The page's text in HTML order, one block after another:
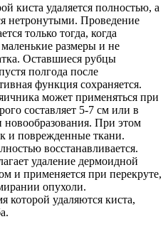
киста удаляется полностью, а
нетронутыми. Проведение
только тогда, когда
размеры и не
Оставшиеся рубцы
полгода после
функция сохраняется.
может применяться при
составляет 5-7 см или в
новообразования. При этом
и поврежденные ткани.
восстанавливается.
удаление дермоидной
и применяется при перекруте,
опухоли.
которой удаляются киста,